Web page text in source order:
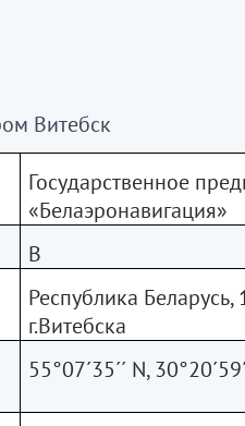
Витебск
Государственное
«Белаэронавигация»
В
Республика
г.Витебска
55°07´35´´ N,